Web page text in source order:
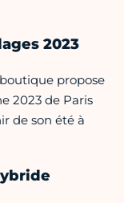
2023
propose
2023 de Paris
de son été à